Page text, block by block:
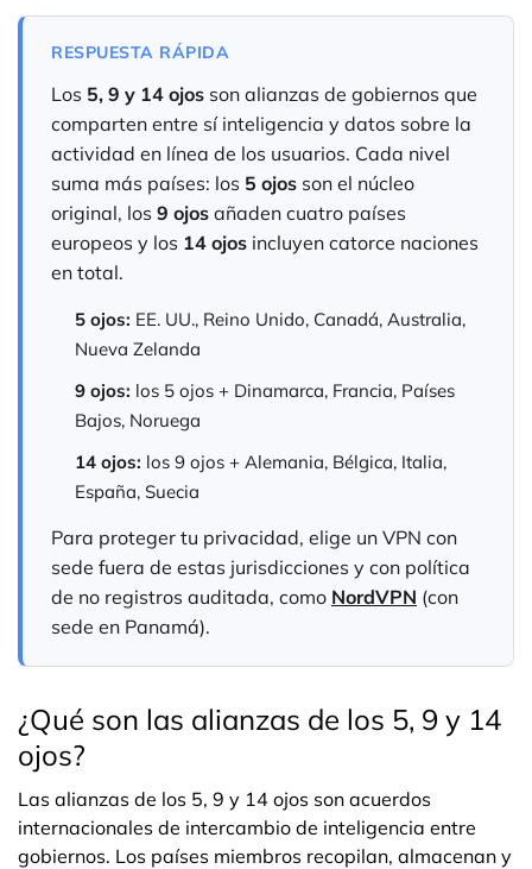
RESPUESTA RÁPIDA
Los 5, 9 y 14 ojos son alianzas de gobiernos que
comparten entre sí inteligencia y datos sobre la
actividad en línea de los usuarios. Cada nivel
suma más países: los 5 ojos son el núcleo
original, los 9 ojos añaden cuatro países
europeos y los 14 ojos incluyen catorce naciones
en total.
5 ojos: EE. UU., Reino Unido, Canadá, Australia,
Nueva Zelanda
9 ojos: los 5 ojos + Dinamarca, Francia, Países
Bajos, Noruega
14 ojos: los 9 ojos + Alemania, Bélgica, Italia,
España, Suecia
Para proteger tu privacidad, elige un VPN con
sede fuera de estas jurisdicciones y con política
de no registros auditada, como NordVPN (con
sede en Panamá).
¿Qué son las alianzas de los 5, 9 y 14
ojos?
Las alianzas de los 5, 9 y 14 ojos son acuerdos
internacionales de intercambio de inteligencia entre
gobiernos. Los países miembros recopilan, almacenan y